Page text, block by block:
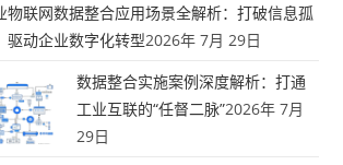
物联网数据整合应用场景全解析：打破信息孤
驱动企业数字化转型2026年 7月 29日
数据整合实施案例深度解析：打通
工业互联的“任督二脉”2026年 7月
29日